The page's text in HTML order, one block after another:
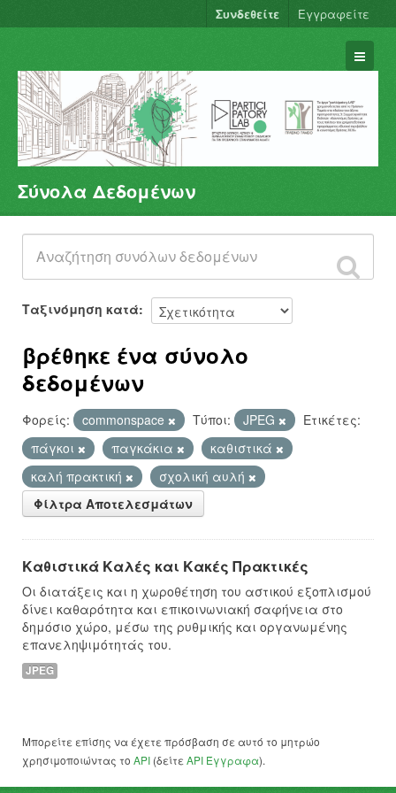
Συνδεθείτε Εγγραφείτε
Σύνολα Δεδομένων
Φορείς
Ομάδες
Σχετικά
Σύνολα Δεδομένων
Ταξινόμηση κατά
βρέθηκε ένα σύνολο
δεδομένων
Φορείς: commonspace Τύποι: JPEG
Ετικέτες:
πάγκοι
παγκάκια
καθιστικά
καλή πρακτική
σχολική αυλή
Φίλτρα Αποτελεσμάτων
Καθιστικά Καλές και Κακές Πρακτικές
Οι διατάξεις και η χωροθέτηση του αστικού εξοπλισμού
δίνει καθαρότητα και επικοινωνιακή σαφήνεια στο
δημόσιο χώρο, μέσω της ρυθμικής και οργανωμένης
επανεληψιμότητάς του.
JPEG
Μπορείτε επίσης να έχετε πρόσβαση σε αυτό το μητρώο
χρησιμοποιώντας το API (δείτε API Έγγραφα).